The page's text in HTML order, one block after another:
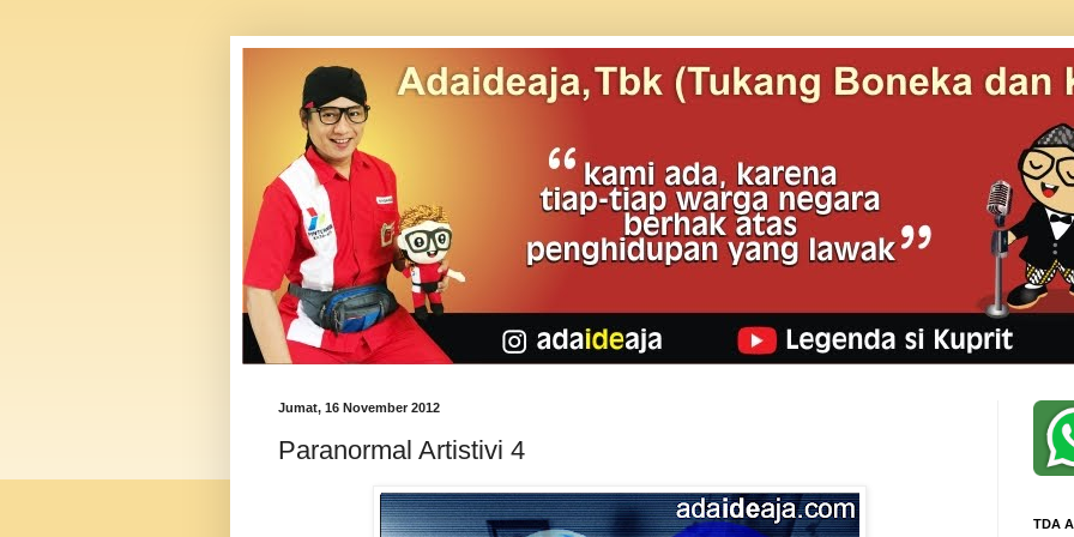
Jumat, 16 November 2012
Paranormal Artistivi 4
TDA